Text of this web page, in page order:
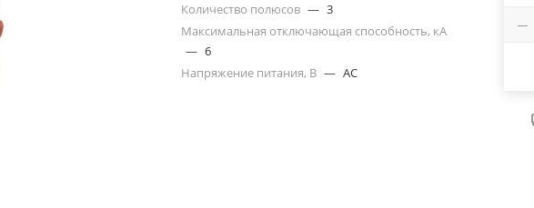
Количество полюсов — 3
Максимальная отключающая способность, кА
— 6
Напряжение питания, В — AC